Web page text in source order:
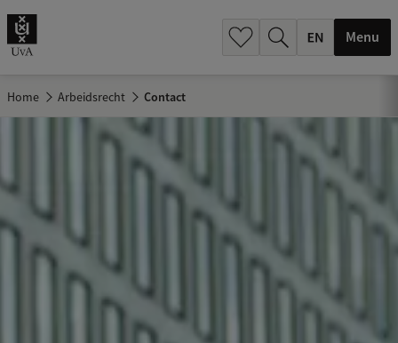
Menu
Home Arbeidsrecht Contact